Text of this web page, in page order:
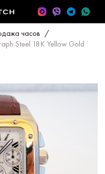
часов /
Steel 18K Yellow Gold